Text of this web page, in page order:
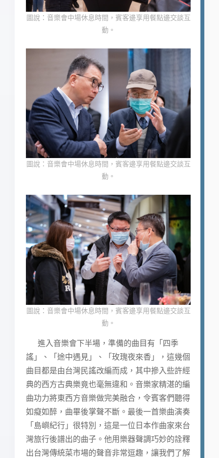
圖說：音樂會中場休息時間，賓客邊享用餐點邊交談互
動。
圖說：音樂會中場休息時間，賓客邊享用餐點邊交談互
動。
圖說：音樂會中場休息時間，賓客邊享用餐點邊交談互
動。
進入音樂會下半場，準備的曲目有「四季
謠」、「途中遇見」、「玫瑰夜來香」，這幾個
曲目都是由台灣民謠改編而成，其中摻入些許經
典的西方古典樂竟也毫無違和。音樂家精湛的編
曲功力將東西方音樂做完美融合，令賓客們聽得
如癡如醉，曲畢後掌聲不斷。最後一首樂曲演奏
「島嶼紀行」很特別，這是一位日本作曲家來台
灣旅行後譜出的曲子。他用樂器聲調巧妙的詮釋
出台灣傳統菜市場的聲音非常逗趣，讓我們了解